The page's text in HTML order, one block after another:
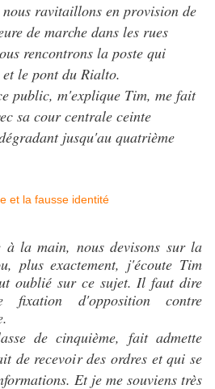
ravitaillons en provision de
de marche dans les rues
rencontrons la poste qui
le pont du Rialto.
public, m'explique Tim, me fait
sa cour centrale ceinte
jusqu'au quatrième
à la main, nous devisons sur la
plus exactement, j'écoute Tim
oublié sur ce sujet. Il faut dire
d'opposition contre
de cinquième, fait admette
de recevoir des ordres et qui se
Et je me souviens très